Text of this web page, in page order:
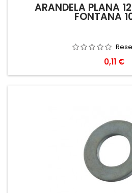
ARANDELA PLANA
FONTANA
Precio
0,11 €